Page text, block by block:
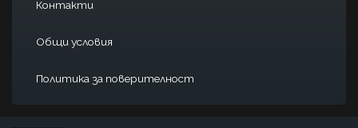
Контакти
Общи условия
Политика за поверителност